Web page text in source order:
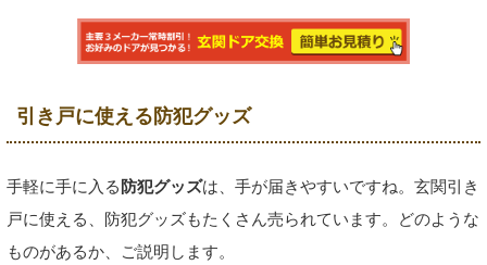
引き戸に使える防犯グッズ
手軽に手に入る 防犯グッズは、手が届きやすいですね。玄関引き
戸に使える、防犯グッズもたくさん売られています。どのような
ものがあるか、ご説明します。